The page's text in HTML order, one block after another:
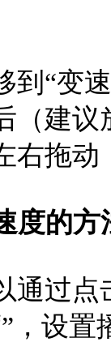
到“变
（建
右拖
度的方
通过
，设